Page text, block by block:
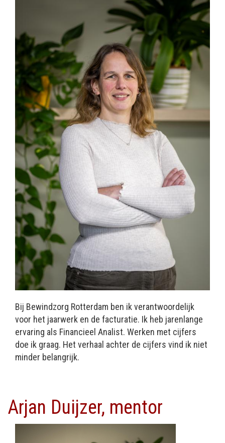
Bij Bewindzorg Rotterdam ben ik verantwoordelijk
voor het jaarwerk en de facturatie. Ik heb jarenlange
ervaring als Financieel Analist. Werken met cijfers
doe ik graag. Het verhaal achter de cijfers vind ik niet
minder belangrijk.
Arjan Duijzer, mentor